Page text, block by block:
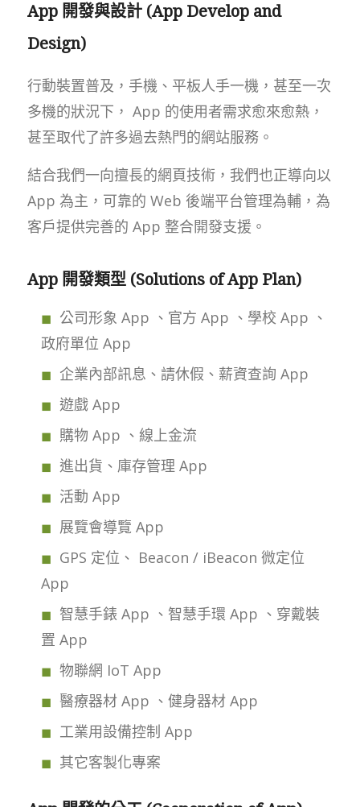
App 開發與設計 (App Develop and
Design)
行動裝置普及，手機、平板人手一機，甚至一次
多機的狀況下， App 的使用者需求愈來愈熱，
甚至取代了許多過去熱門的網站服務。
結合我們一向擅長的網頁技術，我們也正導向以
App 為主，可靠的 Web 後端平台管理為輔，為
客戶提供完善的 App 整合開發支援。
App 開發類型 (Solutions of App Plan)
公司形象 App 、官方 App 、學校 App 、
政府單位 App
企業內部訊息、請休假、薪資查詢 App
遊戲 App
購物 App 、線上金流
進出貨、庫存管理 App
活動 App
展覽會導覽 App
GPS 定位、 Beacon / iBeacon 微定位
App
智慧手錶 App 、智慧手環 App 、穿戴裝
置 App
物聯網 IoT App
醫療器材 App 、健身器材 App
工業用設備控制 App
其它客製化專案